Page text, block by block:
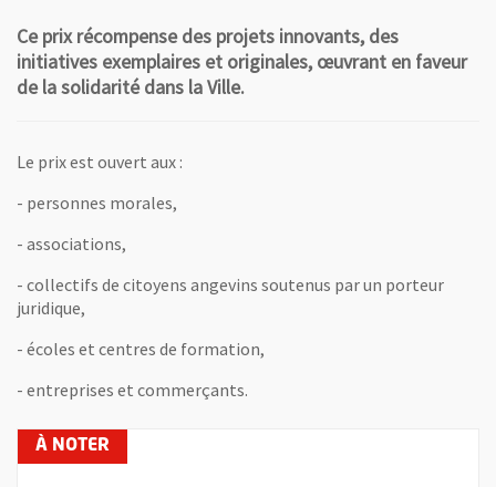
Ce prix récompense des projets innovants, des
initiatives exemplaires et originales, œuvrant en faveur
de la solidarité dans la Ville.
Le prix est ouvert aux :
- personnes morales,
- associations,
- collectifs de citoyens angevins soutenus par un porteur
juridique,
- écoles et centres de formation,
- entreprises et commerçants.